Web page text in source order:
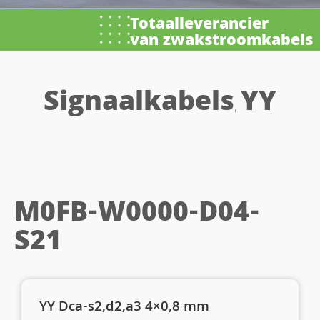
Totaalleverancier
van zwakstroomkabels
Signaalkabels, YY
M0FB-W0000-D04-
S21
YY Dca-s2,d2,a3 4×0,8 mm